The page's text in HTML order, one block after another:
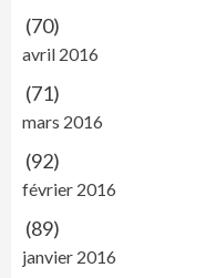
(70)
avril 2016
(71)
mars 2016
(92)
février 2016
(89)
janvier 2016